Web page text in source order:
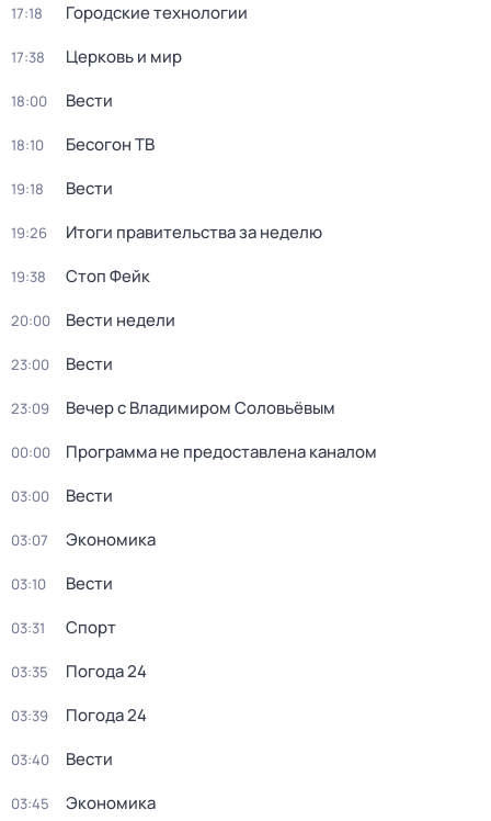
17:18 Городские технологии
17:38 Церковь и мир
18:00 Вести
18:10 Бесогон ТВ
19:18 Вести
19:26 Итоги правительства за неделю
19:38 Стоп Фейк
20:00 Вести недели
23:00 Вести
23:09 Вечер с Владимиром Соловьёвым
00:00 Программа не предоставлена каналом
03:00 Вести
03:07 Экономика
03:10 Вести
03:31 Спорт
03:35 Погода 24
03:39 Погода 24
03:40 Вести
03:45 Экономика